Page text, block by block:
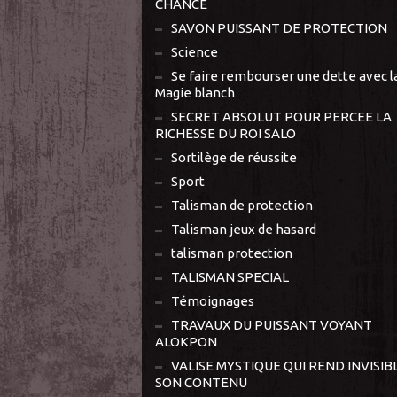
CHANCE
SAVON PUISSANT DE PROTECTION
Science
Se faire rembourser une dette avec
Magie blanch
SECRET ABSOLUT POUR PERCEE LA
RICHESSE DU ROI SALO
Sortilège de réussite
Sport
Talisman de protection
Talisman jeux de hasard
talisman protection
TALISMAN SPECIAL
Témoignages
TRAVAUX DU PUISSANT VOYANT
ALOKPON
VALISE MYSTIQUE QUI REND
SON CONTENU